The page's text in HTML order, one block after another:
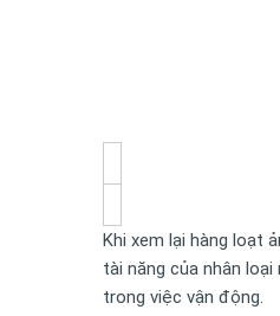
Khi xem lại hàng loạt
tài năng của nhân
trong việc vận động.